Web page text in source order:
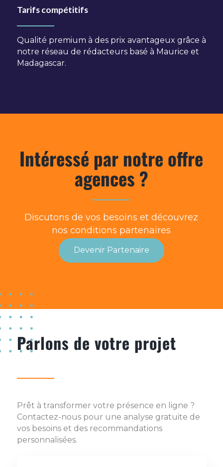
Tarifs compétitifs
Qualité premium à des prix avantageux grâce à
notre réseau de rédacteurs basé à Maurice et
Madagascar.
Intéressé par notre offre
agences ?
Discutons de vos besoins et découvrez
nos conditions partenaires
Devenir Partenaire
Parlons de votre projet
Prêt à transformer votre présence en ligne ?
Contactez-nous pour une analyse gratuite de
vos besoins et des recommandations
personnalisées.